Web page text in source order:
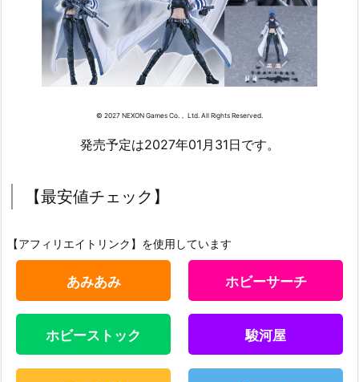
© 2027 NEXON Games Co.， Ltd. All Rights Reserved.
発売予定は2027年01月31日です。
【最安値チェック】
【アフィリエイトリンク】を使用しています
あみあみ ホビーサーチ
ホビーストック 駿河屋